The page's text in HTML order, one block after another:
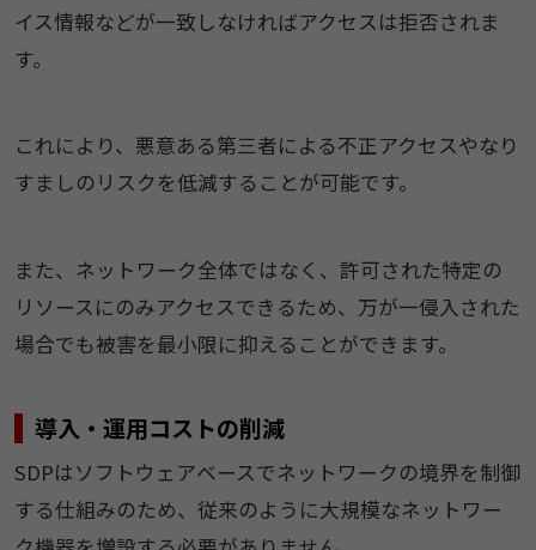
イス情報などが一致しなければアクセスは拒否されま
す。
これにより、悪意ある第三者による不正アクセスやなり
すましのリスクを低減することが可能です。
また、ネットワーク全体ではなく、許可された特定の
リソースにのみアクセスできるため、万が一侵入された
場合でも被害を最小限に抑えることができます。
導入・運用コストの削減
SDPはソフトウェアベースでネットワークの境界を制御
する仕組みのため、従来のように大規模なネットワー